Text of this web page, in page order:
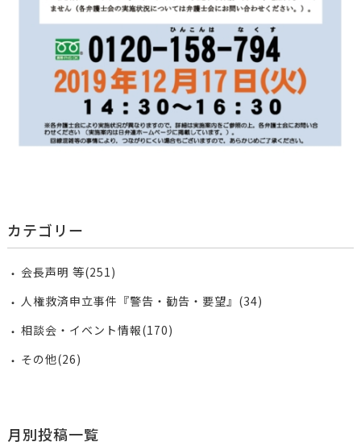
カテゴリー
会長声明 等(251)
人権救済申立事件『警告・勧告・要望』(34)
相談会・イベント情報(170)
その他(26)
月別投稿一覧